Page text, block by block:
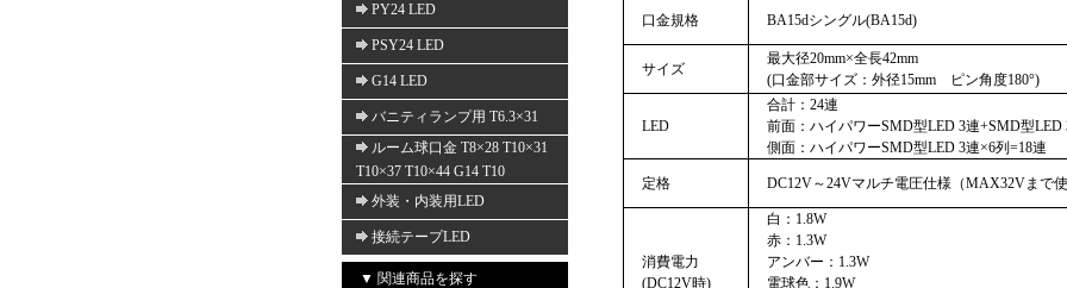
PY24 LED
PSY24 LED
G14 LED
バニティランプ用 T6.3×31
ルーム球口金 T8×28 T10×31
T10×37 T10×44 G14 T10
外装・内装用LED
接続テープLED
▼ 関連商品を探す
口金規格 BA15dシングル(BA15d)
サイズ
最大径20mm×全長42mm
(口金部サイズ：外径15mm ピン角度180°)
LED
合計：24連
前面：ハイパワーSMD型LED 3連+SMD型LED
側面：ハイパワーSMD型LED 3連×6列=18連
定格 DC12V～24Vマルチ電圧仕様（MAX32Vまで
消費電力
(DC12V時)
白：1.8W
赤：1.3W
アンバー：1.3W
電球色：1.9W